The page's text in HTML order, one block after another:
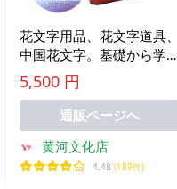
花文字用品、花文字道具、
中国花文字。基礎から学ぶ
花文字の片仮名編！開運花
文字講座DVDカタカナ50
5,500 円
通販ページへ
黄河文化店
4.48 (189件)